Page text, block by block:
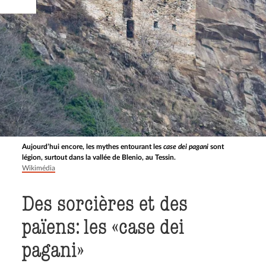
Aujourd’hui encore, les mythes entourant lescase dei pagani sont
légion, surtout dans la vallée de Blenio, au Tessin.
Wikimédia
Des sorcières et des
païens: les «case dei
pagani»